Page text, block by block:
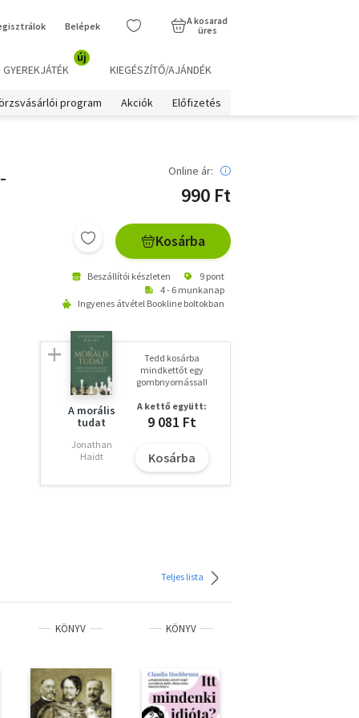
Belépek
A kosarad
üres
GYEREKJÁTÉK
új
KIEGÉSZÍTŐ/AJÁNDÉK
program Akciók Előfizetés
Online ár:
990 Ft
Kosárba
Beszállítói készleten
9 pont
4 - 6 munkanap
Ingyenes átvétel Bookline boltokban
A morális
tudat
Jonathan
Haidt
Tedd kosárba
mindkettőt egy
gombnyomással!
A kettő együtt:
9 081 Ft
Kosárba
Teljes lista
KÖNYV KÖNYV